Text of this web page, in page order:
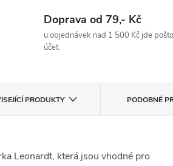
Doprava od 79,- Kč
u objednávek nad 1 500 Kč jde
účet.
PRODUKTY PODOBNÉ
Leonardt, která jsou vhodné pro